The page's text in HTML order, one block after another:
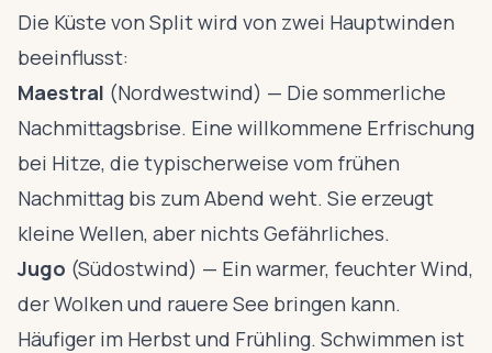
Die Küste von Split wird von zwei Hauptwinden
beeinflusst:
Maestral (Nordwestwind) — Die sommerliche
Nachmittagsbrise. Eine willkommene Erfrischung
bei Hitze, die typischerweise vom frühen
Nachmittag bis zum Abend weht. Sie erzeugt
kleine Wellen, aber nichts Gefährliches.
Jugo (Südostwind) — Ein warmer, feuchter Wind,
der Wolken und rauere See bringen kann.
Häufiger im Herbst und Frühling. Schwimmen ist